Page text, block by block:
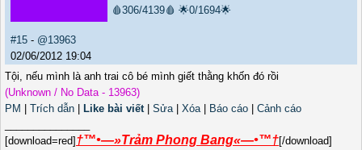
🩸306/4139🩸 🌟0/1694🌟
#15 - @13963
02/06/2012 19:04
Tội, nếu mình là anh trai cô bé mình giết thằng khốn đó rồi
(Unknown / No Data - 13963)
PM
Trích dẫn Like bài viết| Sửa| Xóa| Báo cáo
Cảnh cáo
[download=red] †™•—»Trảm Phong Bang«—•™†[/download]